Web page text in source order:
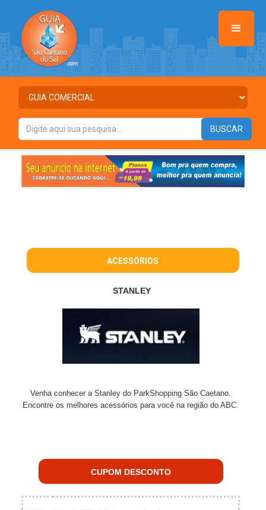
ACESSÓRIOS
STANLEY
Venha conhecer a Stanley do ParkShopping São Caetano.
Encontre os melhores acessórios para você na região do ABC.
CUPOM DESCONTO